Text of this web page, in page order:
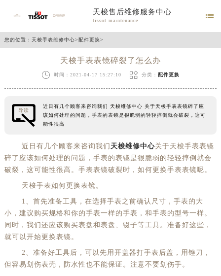
天梭售后维修服务中心
tissot maintenance

您的位置： 天梭手表维修中心>配件更换>
天梭手表表镜碎裂了怎么办
 时间：2021-04-17 15:27:10  分类： 配件更换
导读
近日有几个顾客来咨询我们 天梭维修中心 关于天梭手表表镜碎了应
该如何处理的问题，手表的表镜是很脆弱的轻轻摔倒就会破裂，这可
能性很高
近日有几个顾客来咨询我们 天梭维修中心关于天梭手表表镜
碎了应该如何处理的问题，手表的表镜是很脆弱的轻轻摔倒就会
破裂，这可能性很高。手表表镜破裂时，如何更换手表表镜呢。
天梭手表如何更换表镜。
1、首先准备工具，在选择手表之前确认尺寸，手表的大
小，建议购买规格和你的手表一样的手表，和手表的型号一样。
同时，我们还应该购买表盘和表盘、镊子等工具。准备好这些，
就可以开始更换表镜。
2、准备好工具后，可以先用开盖器打手表后盖，用锉刀，
但容易划伤表壳，防水性也不能保证。注意不要划伤手。